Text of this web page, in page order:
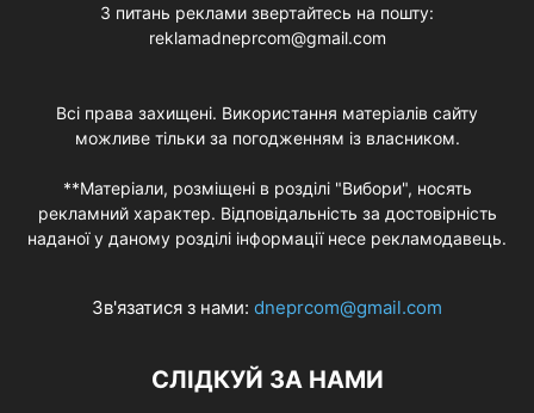
З питань реклами звертайтесь на пошту:
reklamadneprcom@gmail.com
Всі права захищені. Використання матеріалів сайту
можливе тільки за погодженням із власником.
**Матеріали, розміщені в розділі "Вибори", носять
рекламний характер. Відповідальність за достовірність
наданої у даному розділі інформації несе рекламодавець.
Зв'язатися з нами: dneprcom@gmail.com
СЛІДКУЙ ЗА НАМИ